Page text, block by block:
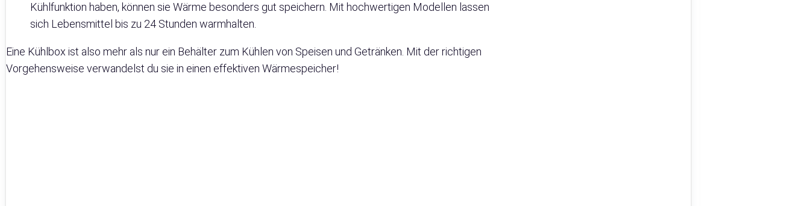
Kühlfunktion haben, können sie Wärme besonders gut speichern. Mit hochwertigen Modellen lassen
sich Lebensmittel bis zu 24 Stunden warmhalten.
Eine Kühlbox ist also mehr als nur ein Behälter zum Kühlen von Speisen und Getränken. Mit der richtigen
Vorgehensweise verwandelst du sie in einen effektiven Wärmespeicher!